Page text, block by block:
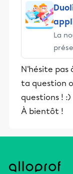
🇺🇸
La
N'hésite pas
ta question
questions ! :)
À bientôt !